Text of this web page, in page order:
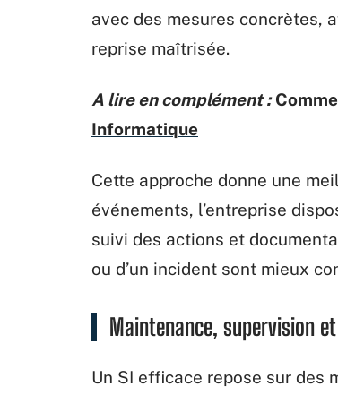
avec des mesures concrètes,
reprise maîtrisée.
A lire en complément :
Informatique
Cette approche donne une
événements, l’entreprise
suivi des actions et
ou d’un incident sont mieux
Maintenance, supervision
Un SI efficace repose sur des